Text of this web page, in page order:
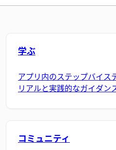
学ぶ
アプリ内のステップバイス
リアルと実践的なガイダン
コミュニティ